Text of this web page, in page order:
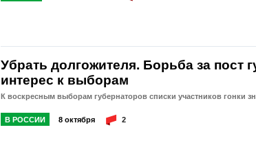
Убрать долгожителя. Борьба за пост
интерес к выборам
К воскресным выборам губернаторов списки участников гонки
В РОССИИ 8 октября 2